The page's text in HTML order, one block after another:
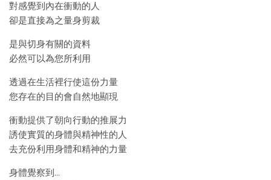
對感覺到內在衝動的人
卻是直接為之量身剪裁
是與切身有關的資料
必然可以為您所利用
透過在生活裡行使這份力量
您存在的目的會自然地顯現
衝動提供了朝向行動的推展力
誘使實質的身體與精神性的人
去充份利用身體和精神的力量
身體覺察到…